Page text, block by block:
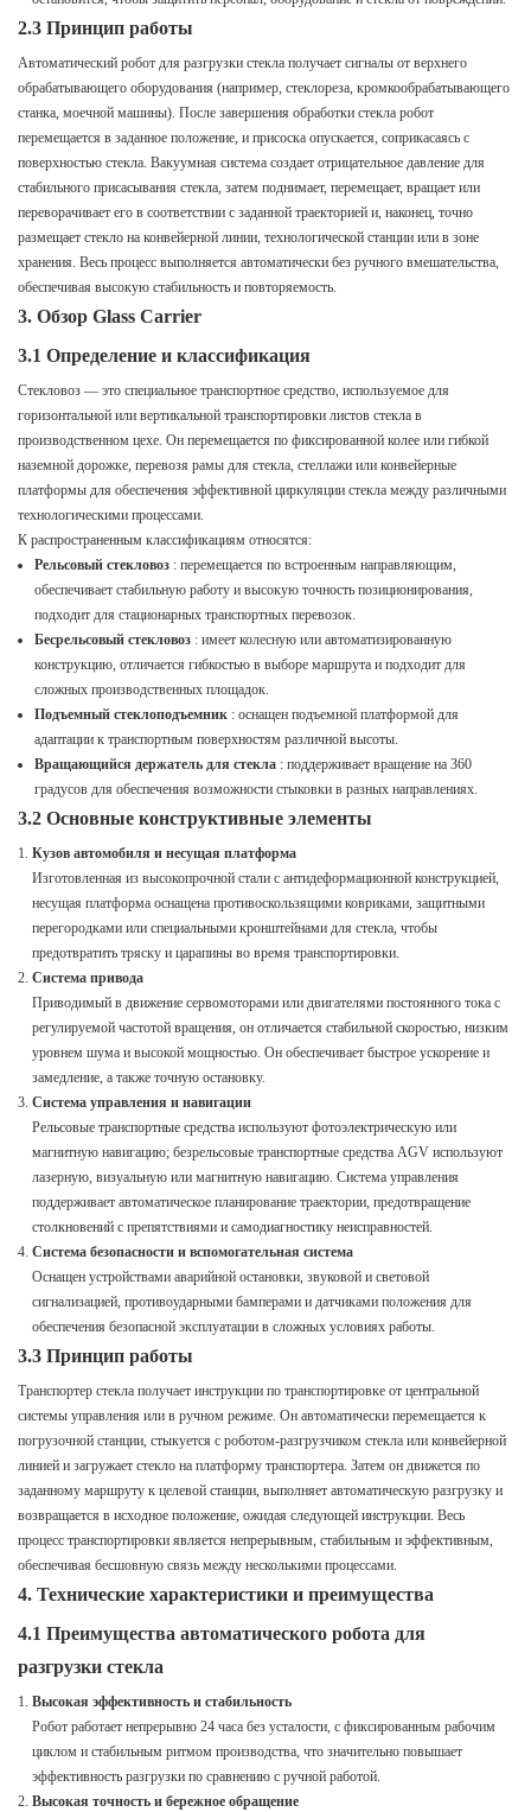
2.3 Принцип работы
Автоматический робот для разгрузки стекла получает сигналы от верхнего
обрабатывающего оборудования (например, стеклореза, кромкообрабатывающего
станка, моечной машины). После завершения обработки стекла робот
перемещается в заданное положение, и присоска опускается, соприкасаясь с
поверхностью стекла. Вакуумная система создает отрицательное давление для
стабильного присасывания стекла, затем поднимает, перемещает, вращает или
переворачивает его в соответствии с заданной траекторией и, наконец, точно
размещает стекло на конвейерной линии, технологической станции или в зоне
хранения. Весь процесс выполняется автоматически без ручного вмешательства,
обеспечивая высокую стабильность и повторяемость.
3. Обзор Glass Carrier
3.1 Определение и классификация
Стекловоз — это специальное транспортное средство, используемое для
горизонтальной или вертикальной транспортировки листов стекла в
производственном цехе. Он перемещается по фиксированной колее или гибкой
наземной дорожке, перевозя рамы для стекла, стеллажи или конвейерные
платформы для обеспечения эффективной циркуляции стекла между различными
технологическими процессами.
К распространенным классификациям относятся:
Рельсовый стекловоз : перемещается по встроенным направляющим,
обеспечивает стабильную работу и высокую точность позиционирования,
подходит для стационарных транспортных перевозок.
Бесрельсовый стекловоз : имеет колесную или автоматизированную
конструкцию, отличается гибкостью в выборе маршрута и подходит для
сложных производственных площадок.
Подъемный стеклоподъемник : оснащен подъемной платформой для
адаптации к транспортным поверхностям различной высоты.
Вращающийся держатель для стекла : поддерживает вращение на 360
градусов для обеспечения возможности стыковки в разных направлениях.
3.2 Основные конструктивные элементы
Кузов автомобиля и несущая платформа
Изготовленная из высокопрочной стали с антидеформационной конструкцией,
несущая платформа оснащена противоскользящими ковриками, защитными
перегородками или специальными кронштейнами для стекла, чтобы
предотвратить тряску и царапины во время транспортировки.
Система привода
Приводимый в движение сервомоторами или двигателями постоянного тока с
регулируемой частотой вращения, он отличается стабильной скоростью, низким
уровнем шума и высокой мощностью. Он обеспечивает быстрое ускорение и
замедление, а также точную остановку.
Система управления и навигации
Рельсовые транспортные средства используют фотоэлектрическую или
магнитную навигацию; безрельсовые транспортные средства AGV используют
лазерную, визуальную или магнитную навигацию. Система управления
поддерживает автоматическое планирование траектории, предотвращение
столкновений с препятствиями и самодиагностику неисправностей.
Система безопасности и вспомогательная система
Оснащен устройствами аварийной остановки, звуковой и световой
сигнализацией, противоударными бамперами и датчиками положения для
обеспечения безопасной эксплуатации в сложных условиях работы.
3.3 Принцип работы
Транспортер стекла получает инструкции по транспортировке от центральной
системы управления или в ручном режиме. Он автоматически перемещается к
погрузочной станции, стыкуется с роботом-разгрузчиком стекла или конвейерной
линией и загружает стекло на платформу транспортера. Затем он движется по
заданному маршруту к целевой станции, выполняет автоматическую разгрузку и
возвращается в исходное положение, ожидая следующей инструкции. Весь
процесс транспортировки является непрерывным, стабильным и эффективным,
обеспечивая бесшовную связь между несколькими процессами.
4. Технические характеристики и преимущества
4.1 Преимущества автоматического робота для
разгрузки стекла
Высокая эффективность и стабильность
Робот работает непрерывно 24 часа без усталости, с фиксированным рабочим
циклом и стабильным ритмом производства, что значительно повышает
эффективность разгрузки по сравнению с ручной работой.
Высокая точность и бережное обращение